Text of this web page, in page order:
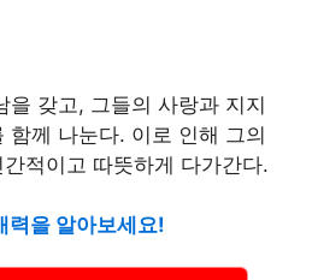
을 갖고, 그들의 사랑과 지지
함께 나눈다. 이로 인해 그의
적이고 따뜻하게 다가간다.
력을 알아보세요!